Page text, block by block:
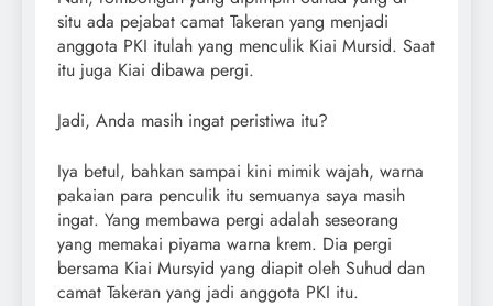
situ ada pejabat camat Takeran yang menjadi
anggota PKI itulah yang menculik Kiai Mursid. Saat
itu juga Kiai dibawa pergi.
Jadi, Anda masih ingat peristiwa itu?
Iya betul, bahkan sampai kini mimik wajah, warna
pakaian para penculik itu semuanya saya masih
ingat. Yang membawa pergi adalah seseorang
yang memakai piyama warna krem. Dia pergi
bersama Kiai Mursyid yang diapit oleh Suhud dan
camat Takeran yang jadi anggota PKI itu.